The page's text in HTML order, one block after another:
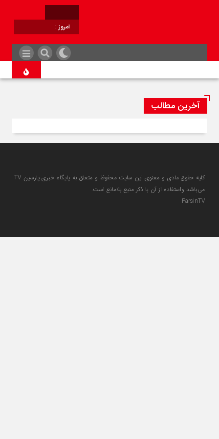
امروز :
آخرین مطالب
کلیه حقوق مادی و معنوی این سایت محفوظ و متعلق به پایگاه خبری پارسین TV
می‌باشد واستفاده از آن با ذکر منبع بلامانع است.
ParsinTV